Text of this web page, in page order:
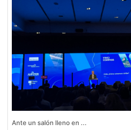
Ante un salón lleno en ...